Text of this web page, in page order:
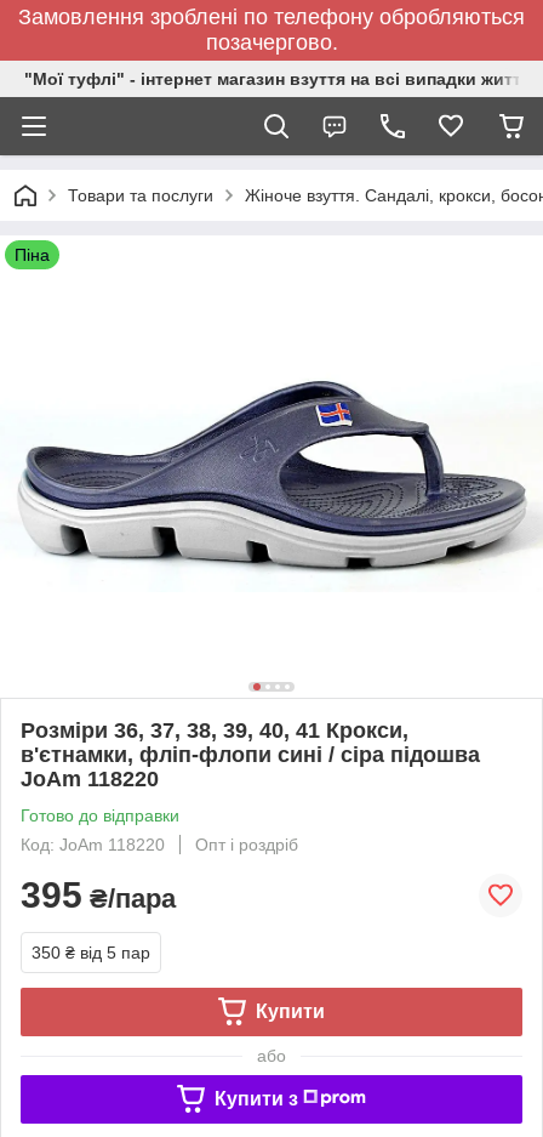
Замовлення зроблені по телефону обробляються
позачергово.
"Мої туфлі" - інтернет магазин взуття на всі випадки життя.
Товари та послуги Жіноче взуття. Сандалі, крокси,
Піна
Розміри 36, 37, 38, 39, 40, 41 Крокси,
в'єтнамки, фліп-флопи сині / сіра підошва
JoAm 118220
Готово до відправки
Код: JoAm 118220
Опт і роздріб
395 ₴/пара
350 ₴ від 5 пар
Купити
або
Купити з